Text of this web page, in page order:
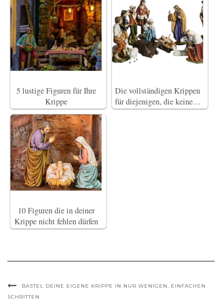
5 lustige Figuren für Ihre
Krippe
Die vollständigen Krippen
für diejenigen, die keine…
10 Figuren die in deiner
Krippe nicht fehlen dürfen
BASTEL DEINE EIGENE KRIPPE IN NUR WENIGEN, EINFACHEN
SCHRITTEN